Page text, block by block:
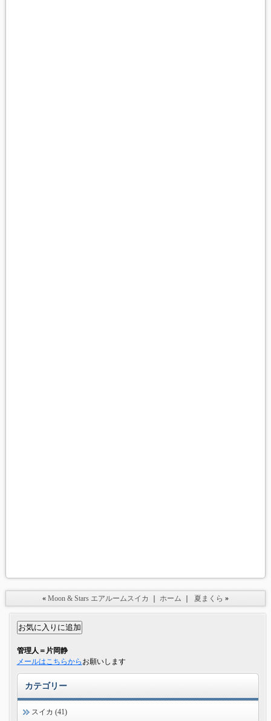
« Moon & Stars エアルームスイカ ｜ ホーム ｜ 夏まくら »
管理人＝片岡静
メールはこちらから お願いします
カテゴリー
スイカ (41)